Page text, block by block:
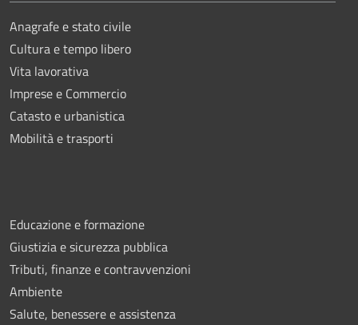
Anagrafe e stato civile
Cultura e tempo libero
Vita lavorativa
Imprese e Commercio
Catasto e urbanistica
Mobilità e trasporti
Educazione e formazione
Giustizia e sicurezza pubblica
Tributi, finanze e contravvenzioni
Ambiente
Salute, benessere e assistenza